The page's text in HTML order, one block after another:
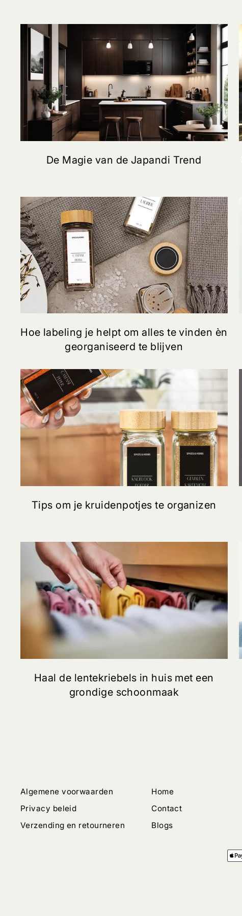
De Magie van de Japandi Trend
Hoe labeling je helpt om alles te vinden èn
georganiseerd te blijven
Tips om je kruidenpotjes te organizen
Haal de lentekriebels in huis met een
grondige schoonmaak
Algemene voorwaarden
Privacy beleid
Verzending en retourneren
Home
Contact
Blogs